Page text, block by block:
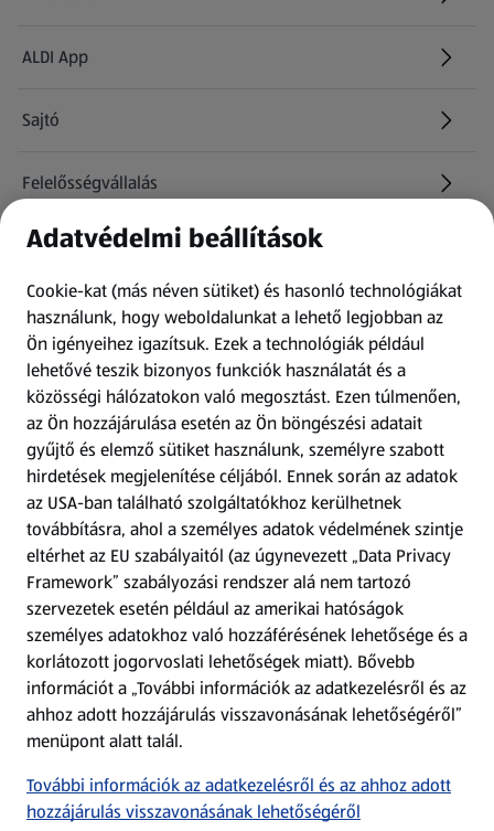
ALDI App
Sajtó
Felelősségvállalás
Információk
Kérdőív
Fizetési lehetőségek
ALDI utalványok
Árcsökkentés
Adattörlő alkalmazás
Szervizpont
(új oldalon nyílik meg)
Fedezz fel minket az interneten!
Töltsd le az ALDI Magyarország applikációt!
Adatvédelmi beállítások
Cookie-kat (más néven sütiket) és hasonló technológiákat
használunk, hogy weboldalunkat a lehető legjobban az
Ön igényeihez igazítsuk. Ezek a technológiák például
lehetővé teszik bizonyos funkciók használatát és a
közösségi hálózatokon való megosztást. Ezen túlmenően,
az Ön hozzájárulása esetén az Ön böngészési adatait
gyűjtő és elemző sütiket használunk, személyre szabott
hirdetések megjelenítése céljából. Ennek során az adatok
az USA-ban található szolgáltatókhoz kerülhetnek
továbbításra, ahol a személyes adatok védelmének szintje
eltérhet az EU szabályaitól (az úgynevezett „Data Privacy
Framework” szabályozási rendszer alá nem tartozó
szervezetek esetén például az amerikai hatóságok
személyes adatokhoz való hozzáférésének lehetősége és a
korlátozott jogorvoslati lehetőségek miatt). Bővebb
információt a „További információk az adatkezelésről és az
ahhoz adott hozzájárulás visszavonásának lehetőségéről”
menüpont alatt talál.
További információk az adatkezelésről és az ahhoz adott
hozzájárulás visszavonásának lehetőségéről